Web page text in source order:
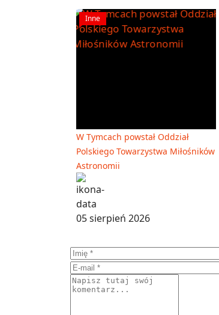
Inne
W Tymcach powstał Oddział
Polskiego Towarzystwa Miłośników
Astronomii
05 sierpień 2026